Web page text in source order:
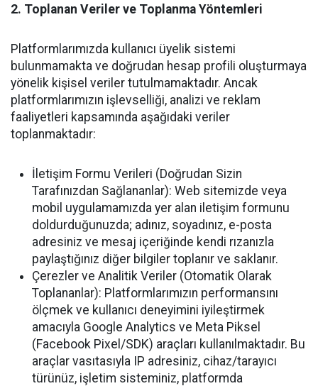
2. Toplanan Veriler ve Toplanma Yöntemleri
Platformlarımızda kullanıcı üyelik sistemi
bulunmamakta ve doğrudan hesap profili oluşturmaya
yönelik kişisel veriler tutulmamaktadır. Ancak
platformlarımızın işlevselliği, analizi ve reklam
faaliyetleri kapsamında aşağıdaki veriler
toplanmaktadır:
İletişim Formu Verileri (Doğrudan Sizin
Tarafınızdan Sağlananlar): Web sitemizde veya
mobil uygulamamızda yer alan iletişim formunu
doldurduğunuzda; adınız, soyadınız, e-posta
adresiniz ve mesaj içeriğinde kendi rızanızla
paylaştığınız diğer bilgiler toplanır ve saklanır.
Çerezler ve Analitik Veriler (Otomatik Olarak
Toplananlar): Platformlarımızın performansını
ölçmek ve kullanıcı deneyimini iyileştirmek
amacıyla Google Analytics ve Meta Piksel
(Facebook Pixel/SDK) araçları kullanılmaktadır. Bu
araçlar vasıtasıyla IP adresiniz, cihaz/tarayıcı
türünüz, işletim sisteminiz, platformda